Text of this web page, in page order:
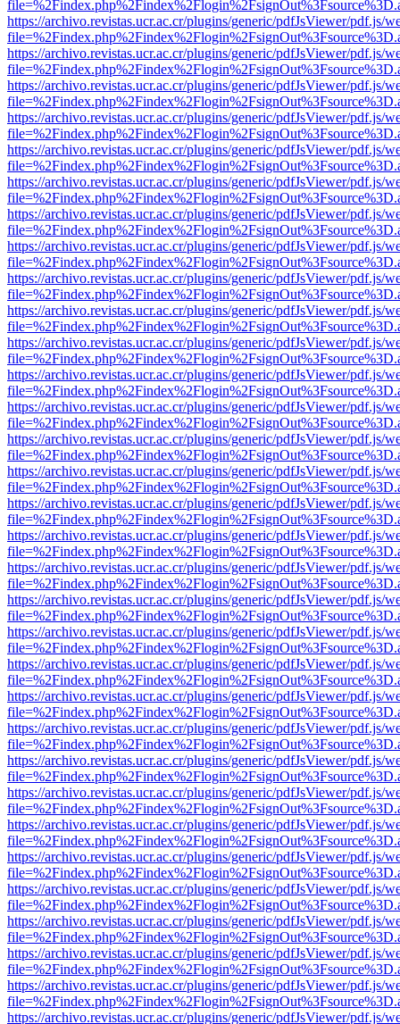
https://archivo.revistas.ucr.ac.cr/plugins/generic/pdfJsViewer/pdf.js/
https://archivo.revistas.ucr.ac.cr/plugins/generic/pdfJsViewer/pdf.js/
https://archivo.revistas.ucr.ac.cr/plugins/generic/pdfJsViewer/pdf.js/
https://archivo.revistas.ucr.ac.cr/plugins/generic/pdfJsViewer/pdf.js/
https://archivo.revistas.ucr.ac.cr/plugins/generic/pdfJsViewer/pdf.js/
https://archivo.revistas.ucr.ac.cr/plugins/generic/pdfJsViewer/pdf.js/
https://archivo.revistas.ucr.ac.cr/plugins/generic/pdfJsViewer/pdf.js/
https://archivo.revistas.ucr.ac.cr/plugins/generic/pdfJsViewer/pdf.js/
https://archivo.revistas.ucr.ac.cr/plugins/generic/pdfJsViewer/pdf.js/
https://archivo.revistas.ucr.ac.cr/plugins/generic/pdfJsViewer/pdf.js/
https://archivo.revistas.ucr.ac.cr/plugins/generic/pdfJsViewer/pdf.js/
https://archivo.revistas.ucr.ac.cr/plugins/generic/pdfJsViewer/pdf.js/
https://archivo.revistas.ucr.ac.cr/plugins/generic/pdfJsViewer/pdf.js/
https://archivo.revistas.ucr.ac.cr/plugins/generic/pdfJsViewer/pdf.js/
https://archivo.revistas.ucr.ac.cr/plugins/generic/pdfJsViewer/pdf.js/
https://archivo.revistas.ucr.ac.cr/plugins/generic/pdfJsViewer/pdf.js/
https://archivo.revistas.ucr.ac.cr/plugins/generic/pdfJsViewer/pdf.js/
https://archivo.revistas.ucr.ac.cr/plugins/generic/pdfJsViewer/pdf.js/
https://archivo.revistas.ucr.ac.cr/plugins/generic/pdfJsViewer/pdf.js/
https://archivo.revistas.ucr.ac.cr/plugins/generic/pdfJsViewer/pdf.js/
https://archivo.revistas.ucr.ac.cr/plugins/generic/pdfJsViewer/pdf.js/
https://archivo.revistas.ucr.ac.cr/plugins/generic/pdfJsViewer/pdf.js/
https://archivo.revistas.ucr.ac.cr/plugins/generic/pdfJsViewer/pdf.js/
https://archivo.revistas.ucr.ac.cr/plugins/generic/pdfJsViewer/pdf.js/
https://archivo.revistas.ucr.ac.cr/plugins/generic/pdfJsViewer/pdf.js/
https://archivo.revistas.ucr.ac.cr/plugins/generic/pdfJsViewer/pdf.js/
https://archivo.revistas.ucr.ac.cr/plugins/generic/pdfJsViewer/pdf.js/
https://archivo.revistas.ucr.ac.cr/plugins/generic/pdfJsViewer/pdf.js/
https://archivo.revistas.ucr.ac.cr/plugins/generic/pdfJsViewer/pdf.js/
https://archivo.revistas.ucr.ac.cr/plugins/generic/pdfJsViewer/pdf.js/
https://archivo.revistas.ucr.ac.cr/plugins/generic/pdfJsViewer/pdf.js/
https://archivo.revistas.ucr.ac.cr/plugins/generic/pdfJsViewer/pdf.js/